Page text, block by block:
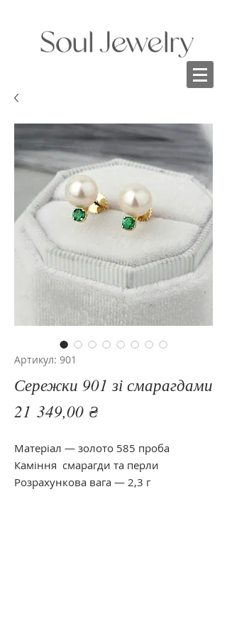
Артикул: 901
Сережки 901 зі смарагдами
21 349,00 ₴Цена
Матеріал — золото 585 проба
Каміння смарагди та перли
Розрахункова вага — 2,3 г